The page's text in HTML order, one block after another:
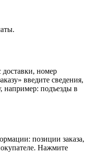
номер
введите сведения,
например: подъезды в
позиции заказа,
Нажмите